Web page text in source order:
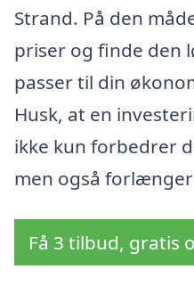
Strand. På den
priser og finde den
passer til din
Husk, at en
ikke kun forbedrer
men også
Få 3 tilbud, gratis